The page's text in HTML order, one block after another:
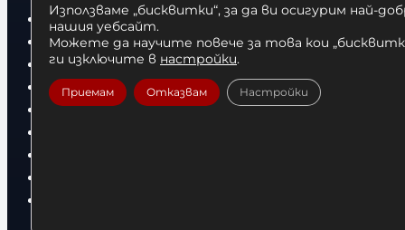
Бокс
Боксови чували
Боксови ръкавици
Дрехи
Детски дрехи
Използваме „бисквитки“, за да ви осигурим най-
нашия уебсайт.
Можете да научите повече за това кои
ги изключите в настройки.
Приемам Отказвам Настройки